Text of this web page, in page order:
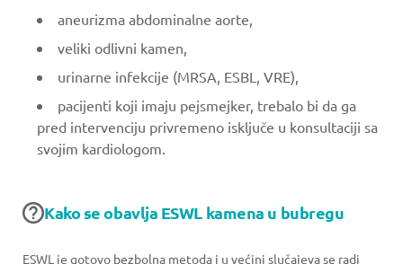
aneurizma abdominalne aorte,
veliki odlivni kamen,
urinarne infekcije (MRSA, ESBL, VRE),
pacijenti koji imaju pejsmejker, trebalo bi da ga
pred intervenciju privremeno isključe u konsultaciji sa
svojim kardiologom.
Kako se obavlja ESWL kamena u bubregu
ESWL je gotovo bezbolna metoda i u većini slučajeva se radi